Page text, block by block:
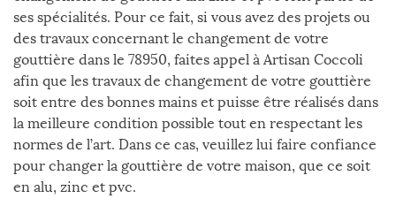
ses spécialités. Pour ce fait, si vous avez des projets ou
des travaux concernant le changement de votre
gouttière dans le 78950, faites appel à Artisan Coccoli
afin que les travaux de changement de votre gouttière
soit entre des bonnes mains et puisse être réalisés dans
la meilleure condition possible tout en respectant les
normes de l’art. Dans ce cas, veuillez lui faire confiance
pour changer la gouttière de votre maison, que ce soit
en alu, zinc et pvc.